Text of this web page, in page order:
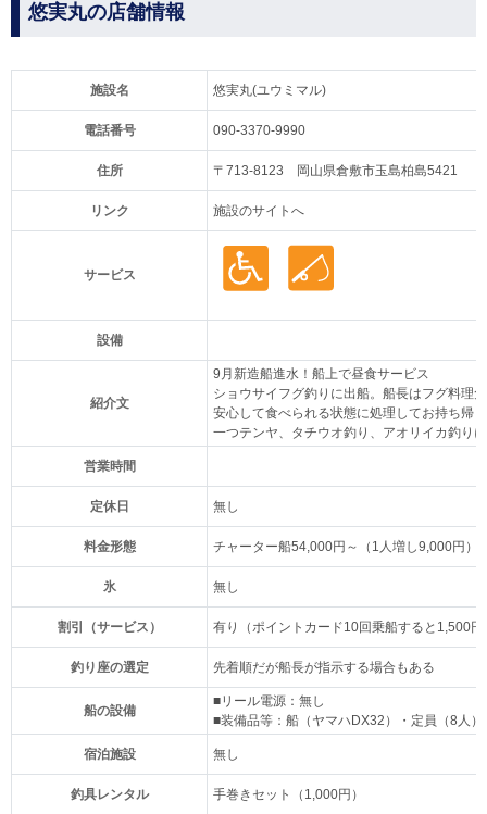
悠実丸の店舗情報
施設名 悠実丸(ユウミマル)
電話番号 090-3370-9990
住所 〒713-8123 岡山県倉敷市玉島柏島5421
リンク 施設のサイトへ
サービス
設備
紹介文
9月新造船進水！船上で昼食サービス
ショウサイフグ釣りに出船。船長はフグ料理
安心して食べられる状態に処理してお持ち帰
一つテンヤ、タチウオ釣り、アオリイカ釣り
営業時間
定休日 無し
料金形態 チャーター船54,000円～（1人増し9,000円）
氷 無し
割引（サービス） 有り（ポイントカード10回乗船すると1,500円
釣り座の選定 先着順だが船長が指示する場合もある
船の設備
■リール電源：無し
■装備品等：船（ヤマハDX32）・定員（8人）
宿泊施設 無し
釣具レンタル 手巻きセット（1,000円）